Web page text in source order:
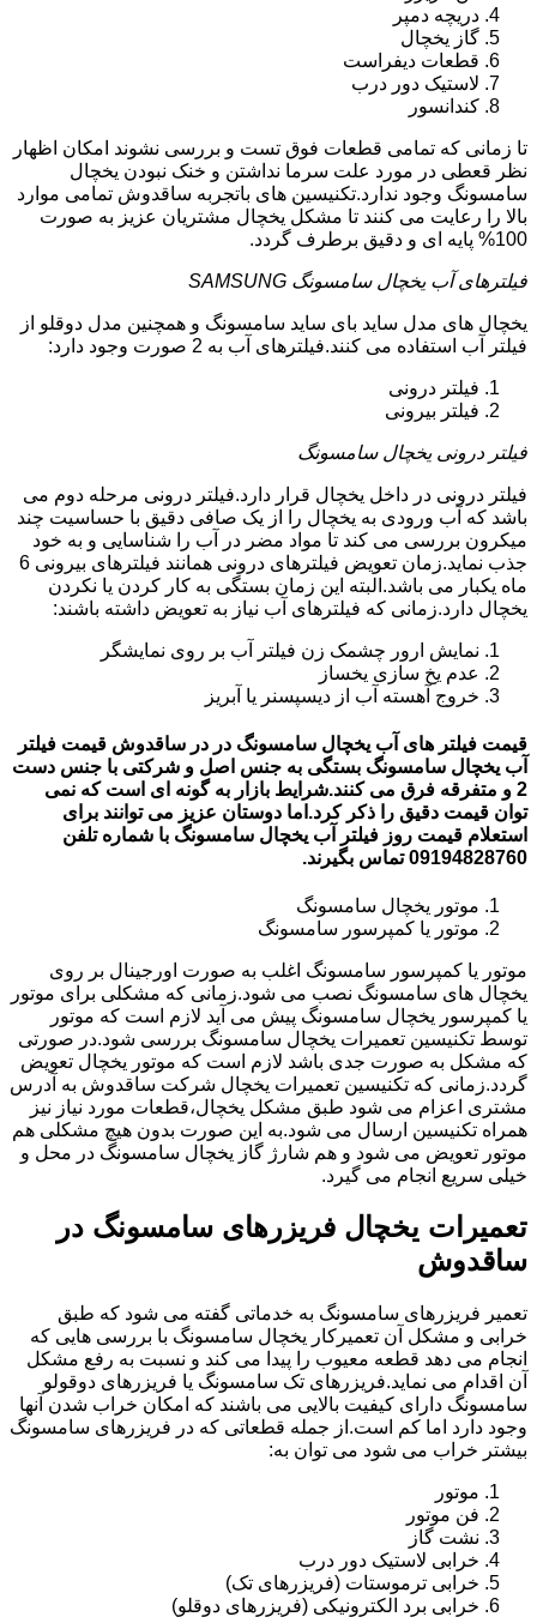
دریچه دمپر
گاز یخچال
قطعات دیفراست
لاستیک دور درب
کندانسور
تا زمانی که تمامی قطعات فوق تست و بررسی نشوند امکان اظهار
نظر قعطی در مورد علت سرما نداشتن و خنک نبودن یخچال
سامسونگ وجود ندارد.تکنیسین های باتجربه ساقدوش تمامی موارد
بالا را رعایت می کنند تا مشکل یخچال مشتریان عزیز به صورت
100% پایه ای و دقیق برطرف گردد.
فیلترهای آب یخچال سامسونگ SAMSUNG
یخچال های مدل ساید بای ساید سامسونگ و همچنین مدل دوقلو از
فیلتر آب استفاده می کنند.فیلترهای آب به 2 صورت وجود دارد:
فیلتر درونی
فیلتر بیرونی
فیلتر درونی یخچال سامسونگ
فیلتر درونی در داخل یخچال قرار دارد.فیلتر درونی مرحله دوم می
باشد که آب ورودی به یخچال را از یک صافی دقیق با حساسیت چند
میکرون بررسی می کند تا مواد مضر در آب را شناسایی و به خود
جذب نماید.زمان تعویض فیلترهای درونی همانند فیلترهای بیرونی 6
ماه یکبار می باشد.البته این زمان بستگی به کار کردن یا نکردن
یخچال دارد.زمانی که فیلترهای آب نیاز به تعویض داشته باشند:
نمایش ارور چشمک زن فیلتر آب بر روی نمایشگر
عدم یخ سازی یخساز
خروج آهسته آب از دیسپسنر یا آبریز
قیمت فیلتر های آب یخچال سامسونگ در در ساقدوش قیمت فیلتر
آب یخچال سامسونگ بستگی به جنس اصل و شرکتی با جنس دست
2 و متفرقه فرق می کنند.شرایط بازار به گونه ای است که نمی
توان قیمت دقیق را ذکر کرد.اما دوستان عزیز می توانند برای
استعلام قیمت روز فیلتر آب یخچال سامسونگ با شماره تلفن
09194828760 تماس بگیرند.
موتور یخچال سامسونگ
موتور یا کمپرسور سامسونگ
موتور یا کمپرسور سامسونگ اغلب به صورت اورجینال بر روی
یخچال های سامسونگ نصب می شود.زمانی که مشکلی برای موتور
یا کمپرسور یخچال سامسونگ پیش می آید لازم است که موتور
توسط تکنیسین تعمیرات یخچال سامسونگ بررسی شود.در صورتی
که مشکل به صورت جدی باشد لازم است که موتور یخچال تعویض
گردد.زمانی که تکنیسین تعمیرات یخچال شرکت ساقدوش به آدرس
مشتری اعزام می شود طبق مشکل یخچال،قطعات مورد نیاز نیز
همراه تکنیسین ارسال می شود.به این صورت بدون هیچ مشکلی هم
موتور تعویض می شود و هم شارژ گاز یخچال سامسونگ در محل و
خیلی سریع انجام می گیرد.
تعمیرات یخچال فریزرهای سامسونگ در
ساقدوش
تعمیر فریزرهای سامسونگ به خدماتی گفته می شود که طبق
خرابی و مشکل آن تعمیرکار یخچال سامسونگ با بررسی هایی که
انجام می دهد قطعه معیوب را پیدا می کند و نسبت به رفع مشکل
آن اقدام می نماید.فریزرهای تک سامسونگ یا فریزرهای دوقولو
سامسونگ دارای کیفیت بالایی می باشند که امکان خراب شدن آنها
وجود دارد اما کم است.از جمله قطعاتی که در فریزرهای سامسونگ
بیشتر خراب می شود می توان به:
موتور
فن موتور
نشت گاز
خرابی لاستیک دور درب
خرابی ترموستات (فریزرهای تک)
خرابی برد الکترونیکی (فریزرهای دوقلو)